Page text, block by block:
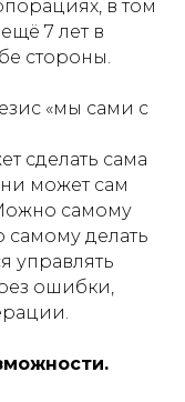
в том
7 лет в
стороны.
«мы сами с
сделать сама
может сам
самому
самому делать
управлять
ошибки,